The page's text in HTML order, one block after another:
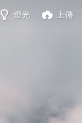
燈光 上傳